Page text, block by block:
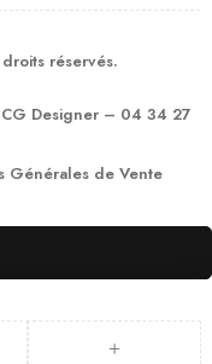
réservés.
Designer– 04 34 27
Générales de Vente